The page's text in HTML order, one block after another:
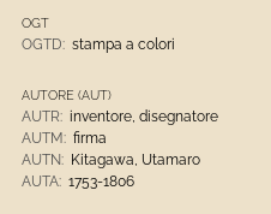
OGT
OGTD: stampa a colori
AUTORE (AUT)
AUTR: inventore, disegnatore
AUTM: firma
AUTN: Kitagawa, Utamaro
AUTA: 1753-1806